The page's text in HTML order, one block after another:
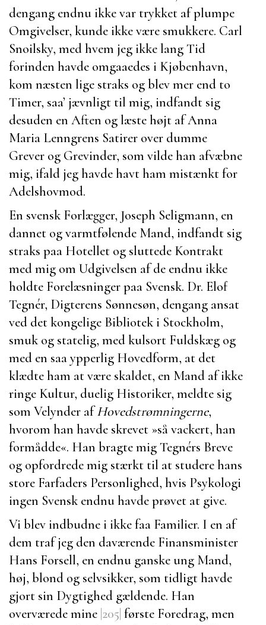
dengang endnu ikke var trykket af plumpe
Omgivelser, kunde ikke være smukkere. Carl
Snoilsky, med hvem jeg ikke lang Tid
forinden havde omgaaedes i Kjøbenhavn,
kom næsten lige straks og blev mer end to
Timer, saa’ jævnligt til mig, indfandt sig
desuden en Aften og læste højt afAnna
Maria Lenngrens Satirer over dumme
Grever og Grevinder, som vilde han afvæbne
mig, ifald jeg havde havt ham mistænkt for
Adelshovmod.
En svensk Forlægger, Joseph Seligmann, en
dannet og varmtfølende Mand, indfandt sig
straks paa Hotellet og sluttede Kontrakt
med mig om Udgivelsen af de endnu ikke
holdte Forelæsninger paa Svensk. Dr. Elof
Tegnér, Digterens Sønnesøn, dengang ansat
ved det kongelige Bibliotek i Stockholm,
smuk og statelig, med kulsort Fuldskæg og
med en saa ypperlig Hovedform, at det
klædte ham at være skaldet, en Mand af ikke
ringe Kultur, duelig Historiker, meldte sig
som Velynder afHovedstrømningerne,
hvorom han havde skrevet »så vackert, han
formådde«. Han bragte migTegnérs Breve
og opfordrede mig stærkt til at studere hans
store Farfaders Personlighed, hvis Psykologi
ingen Svensk endnu havde prøvet at give.
Vi blev indbudne i ikke faa Familier. I en af
dem traf jeg den daværende Finansminister
Hans Forsell, en endnu ganske ung Mand,
høj, blond og selvsikker, som tidligt havde
gjort sin Dygtighed gældende. Han
overværede mine |205| første Foredrag, men